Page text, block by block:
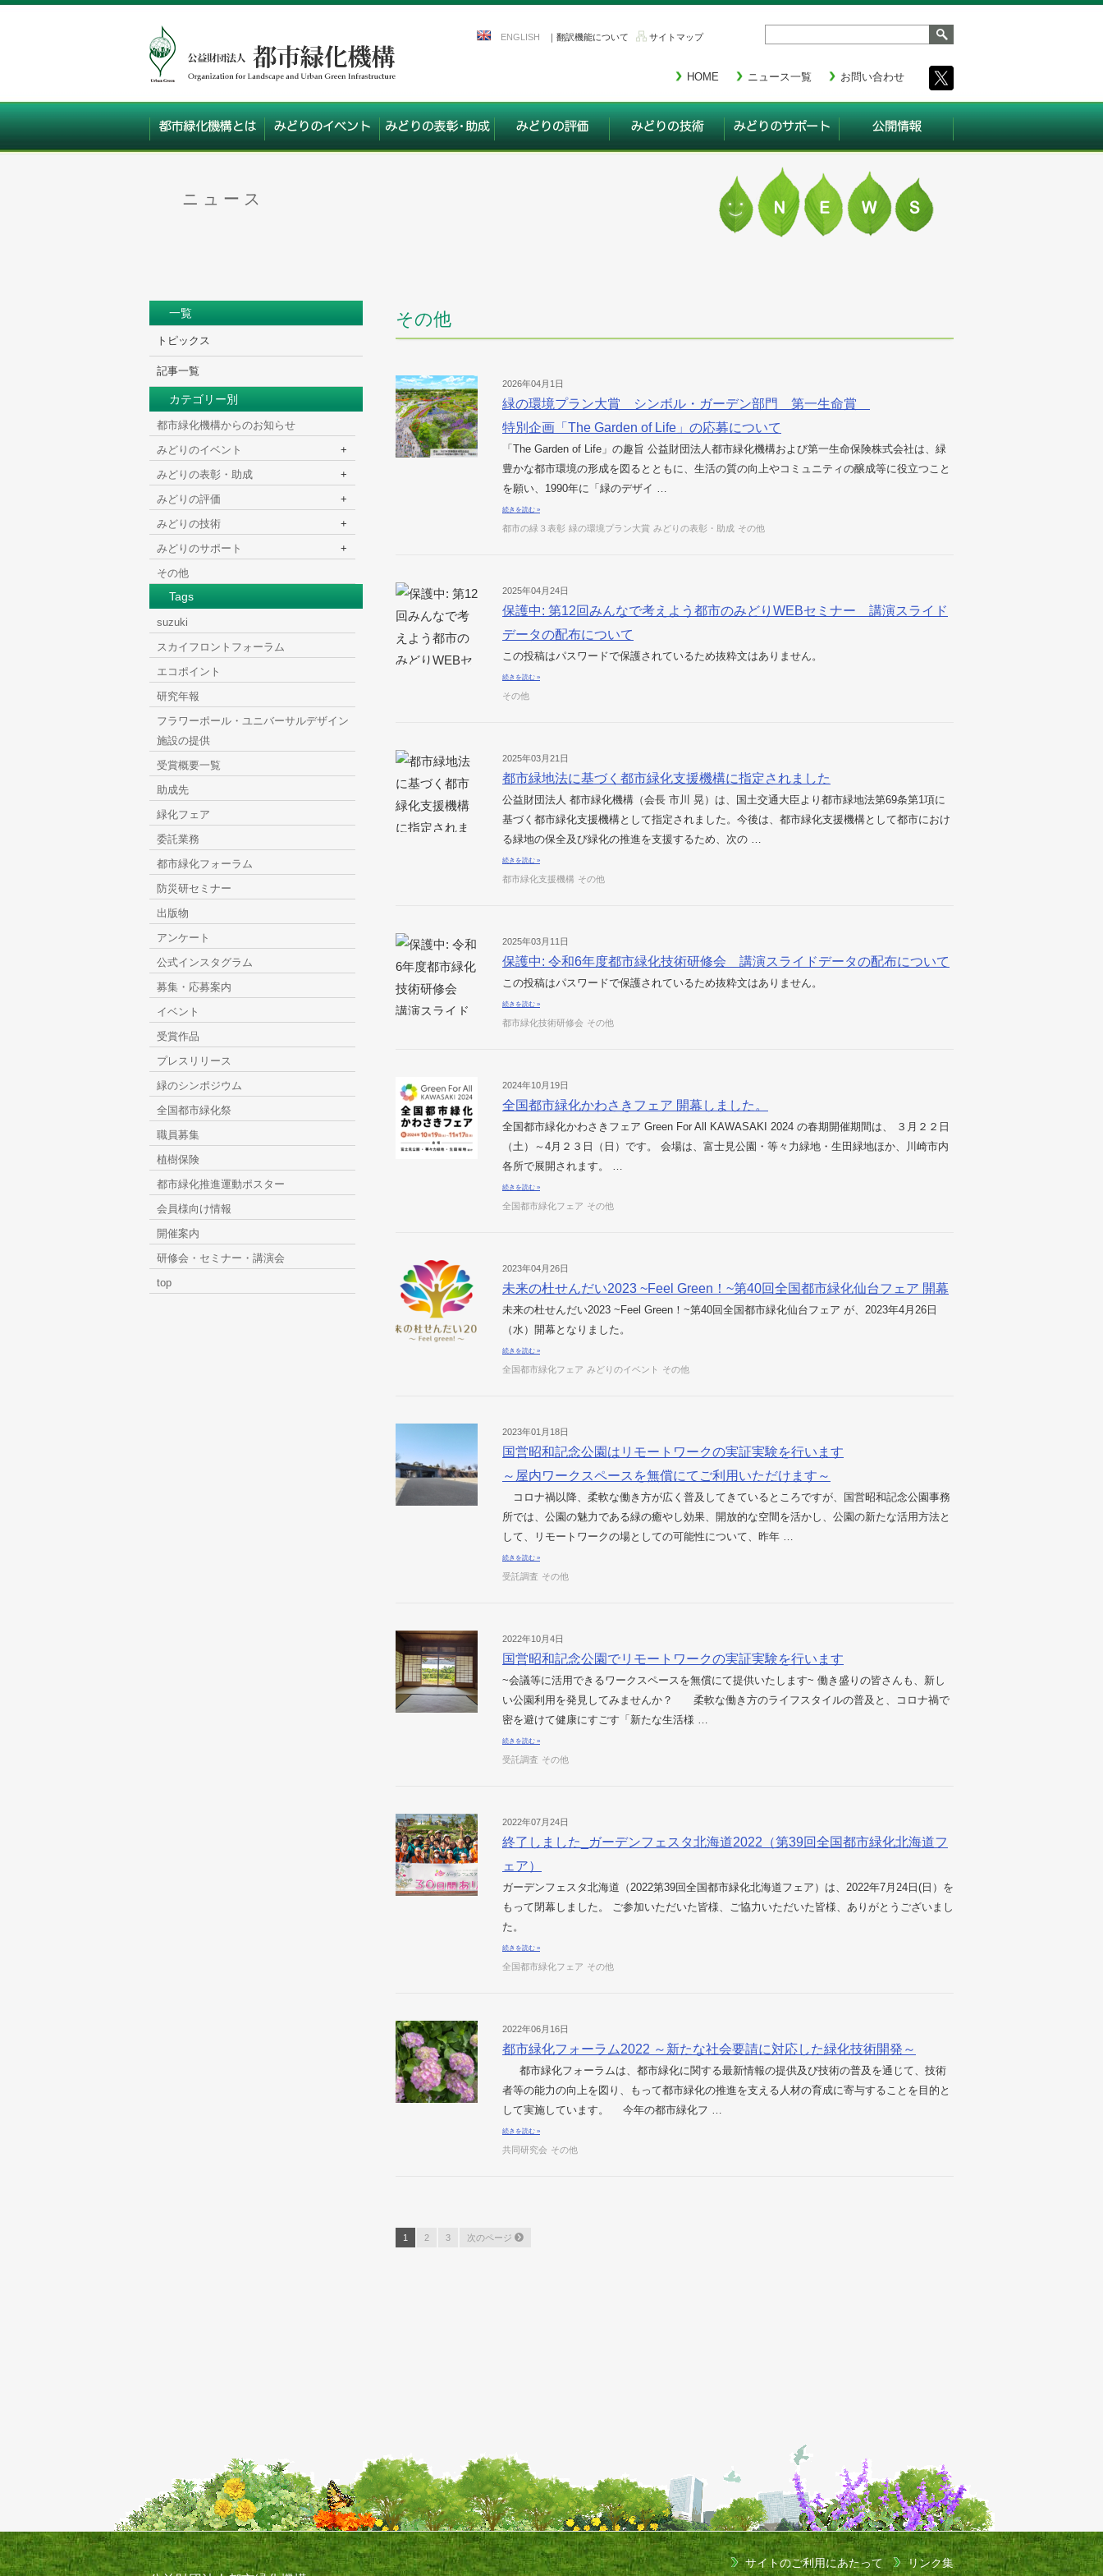
HOME ニュース一覧 お問い合わせ
ENGLISH ｜翻訳機能について サイトマップ
ニュース
その他
2026年04月1日
緑の環境プラン大賞 シンボル・ガーデン部門 第一生命賞
特別企画「The Garden of Life」の応募について
「The Garden of Life」の趣旨 公益財団法人都市緑化機構および第一生命保険株式会社は、緑
豊かな都市環境の形成を図るとともに、生活の質の向上やコミュニティの醸成等に役立つこと
を願い、1990年に「緑のデザイ …
続きを読む »
都市の緑３表彰 緑の環境プラン大賞 みどりの表彰・助成 その他
2025年04月24日
保護中: 第12回みんなで考えよう都市のみどりWEBセミナー 講演スライド
データの配布について
この投稿はパスワードで保護されているため抜粋文はありません。
続きを読む »
その他
2025年03月21日
都市緑地法に基づく都市緑化支援機構に指定されました
公益財団法人 都市緑化機構（会長 市川 晃）は、国土交通大臣より都市緑地法第69条第1項に
基づく都市緑化支援機構として指定されました。今後は、都市緑化支援機構として都市におけ
る緑地の保全及び緑化の推進を支援するため、次の …
続きを読む »
都市緑化支援機構 その他
2025年03月11日
保護中: 令和6年度都市緑化技術研修会 講演スライドデータの配布について
この投稿はパスワードで保護されているため抜粋文はありません。
続きを読む »
都市緑化技術研修会 その他
2024年10月19日
全国都市緑化かわさきフェア 開幕しました。
全国都市緑化かわさきフェア Green For All KAWASAKI 2024 の春期開催期間は、 ３月２２日
（土）～4月２３日（日）です。 会場は、富士見公園・等々力緑地・生田緑地ほか、川崎市内
各所で展開されます。 …
続きを読む »
全国都市緑化フェア その他
2023年04月26日
未来の杜せんだい2023 ~Feel Green！~第40回全国都市緑化仙台フェア 開幕
未来の杜せんだい2023 ~Feel Green！~第40回全国都市緑化仙台フェア が、2023年4月26日
（水）開幕となりました。
続きを読む »
全国都市緑化フェア みどりのイベント その他
2023年01月18日
国営昭和記念公園はリモートワークの実証実験を行います
～屋内ワークスペースを無償にてご利用いただけます～
コロナ禍以降、柔軟な働き方が広く普及してきているところですが、国営昭和記念公園事務
所では、公園の魅力である緑の癒やし効果、開放的な空間を活かし、公園の新たな活用方法と
して、リモートワークの場としての可能性について、昨年 …
続きを読む »
受託調査 その他
2022年10月4日
国営昭和記念公園でリモートワークの実証実験を行います
~会議等に活用できるワークスペースを無償にて提供いたします~ 働き盛りの皆さんも、新し
い公園利用を発見してみませんか？ 柔軟な働き方のライフスタイルの普及と、コロナ禍で
密を避けて健康にすごす「新たな生活様 …
続きを読む »
受託調査 その他
2022年07月24日
終了しました_ガーデンフェスタ北海道2022（第39回全国都市緑化北海道フ
ェア）
ガーデンフェスタ北海道（2022第39回全国都市緑化北海道フェア）は、2022年7月24日(日）を
もって閉幕しました。 ご参加いただいた皆様、ご協力いただいた皆様、ありがとうございまし
た。
続きを読む »
全国都市緑化フェア その他
2022年06月16日
都市緑化フォーラム2022 ～新たな社会要請に対応した緑化技術開発～
都市緑化フォーラムは、都市緑化に関する最新情報の提供及び技術の普及を通じて、技術
者等の能力の向上を図り、もって都市緑化の推進を支える人材の育成に寄与することを目的と
して実施しています。 今年の都市緑化フ …
続きを読む »
共同研究会 その他
25
件1 2 3 次のページ
一覧
トピックス
記事一覧
カテゴリー別
都市緑化機構からのお知らせ
+
みどりのイベント
+
みどりの表彰・助成
+
みどりの評価
+
みどりの技術
+
みどりのサポート
その他
Tags
suzuki
スカイフロントフォーラム
エコポイント
研究年報
フラワーポール・ユニバーサルデザイン
施設の提供
受賞概要一覧
助成先
緑化フェア
委託業務
都市緑化フォーラム
防災研セミナー
出版物
アンケート
公式インスタグラム
募集・応募案内
イベント
受賞作品
プレスリリース
緑のシンポジウム
全国都市緑化祭
職員募集
植樹保険
都市緑化推進運動ポスター
会員様向け情報
開催案内
研修会・セミナー・講演会
top
リンク集
サイトのご利用にあたって